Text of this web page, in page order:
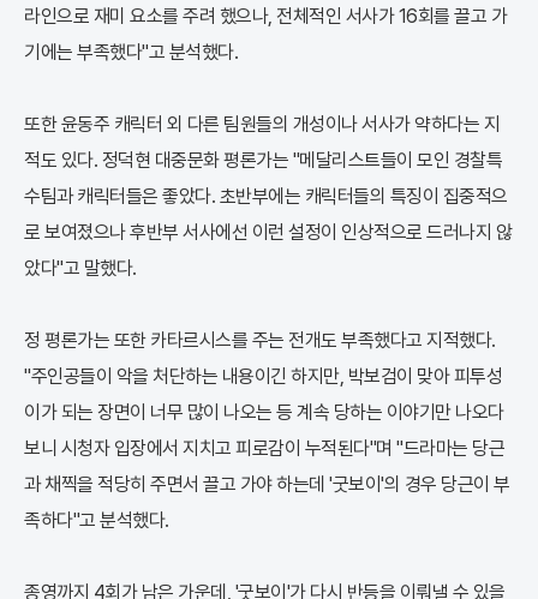
라인으로 재미 요소를 주려 했으나, 전체적인 서사가 16회를 끌고 가
기에는 부족했다"고 분석했다.
또한 윤동주 캐릭터 외 다른 팀원들의 개성이나 서사가 약하다는 지
적도 있다. 정덕현 대중문화 평론가는 "메달리스트들이 모인 경찰특
수팀과 캐릭터들은 좋았다. 초반부에는 캐릭터들의 특징이 집중적으
로 보여졌으나 후반부 서사에선 이런 설정이 인상적으로 드러나지 않
았다"고 말했다.
정 평론가는 또한 카타르시스를 주는 전개도 부족했다고 지적했다.
"주인공들이 악을 처단하는 내용이긴 하지만, 박보검이 맞아 피투성
이가 되는 장면이 너무 많이 나오는 등 계속 당하는 이야기만 나오다
보니 시청자 입장에서 지치고 피로감이 누적된다"며 "드라마는 당근
과 채찍을 적당히 주면서 끌고 가야 하는데 '굿보이'의 경우 당근이 부
족하다"고 분석했다.
종영까지 4회가 남은 가운데, '굿보이'가 다시 반등을 이뤄낼 수 있을